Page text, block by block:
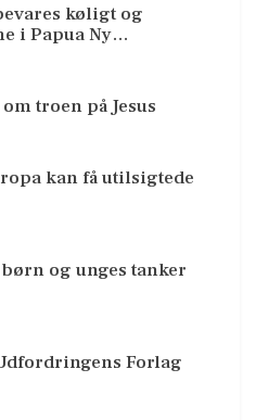
køligt og
i Papua Ny…
troen på Jesus
kan få utilsigtede
og unges tanker
Forlag